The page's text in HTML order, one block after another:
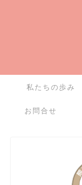
私たちの歩み
お問合せ